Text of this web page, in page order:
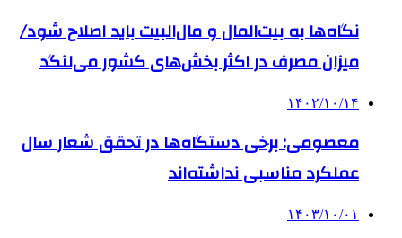
نگاه‌ها به بیت‌المال و مال‌البیت باید اصلاح شود/
میزان مصرف در اکثر بخش‌های کشور می‌لنگد
۱۴۰۲/۱۰/۱۴
معصومی: برخی دستگاه‌ها در تحقق شعار سال
عملکرد مناسبی نداشته‌اند
۱۴۰۳/۱۰/۰۱